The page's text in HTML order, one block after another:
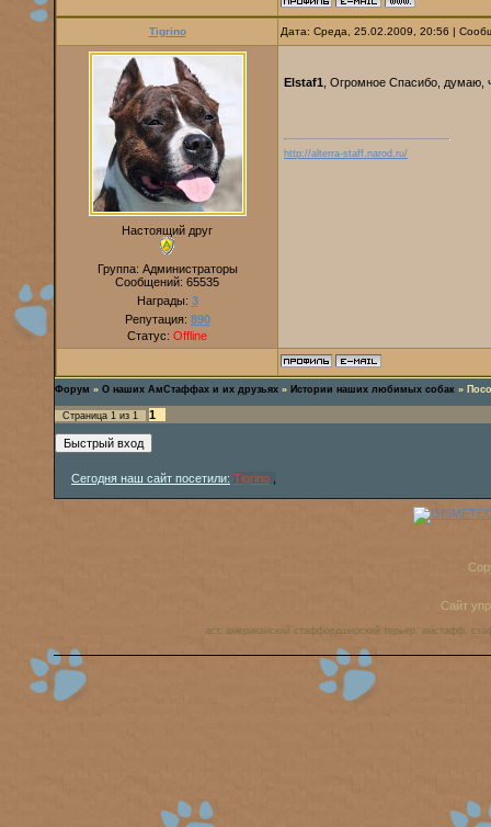
Tigrino Дата: Среда, 25.02.2009, 20:56 |
Настоящий друг
Группа: Администраторы
Сообщений: 65535
Награды: 3
Репутация: 890
Статус: Offline
Elstaf1 , Огромное Спасибо, думаю,
http://alterra-staff.narod.ru/
Форум » О наших АмСтаффах и их друзьях » Истории наших любимых собак »
Страница 1 из 1 1
Сегодня наш сайт посетили: Tigrino
Сайт
аст, американский стаффордширский терьер, амстафф,